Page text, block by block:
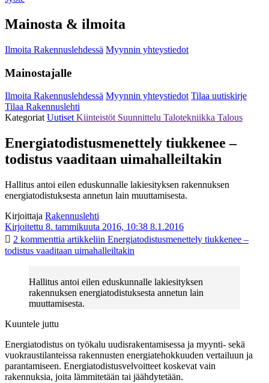
Mainosta & ilmoita
Ilmoita Rakennuslehdessä Myynnin yhteystiedot
Mainostajalle
Ilmoita Rakennuslehdessä Myynnin yhteystiedot Tilaa uutiskirje
Tilaa Rakennuslehti
KategoriatUutisetKiinteistöt Suunnittelu Talotekniikka Talous
Energiatodistusmenettely tiukkenee –
todistus vaaditaan uimahalleiltakin
Hallitus antoi eilen eduskunnalle lakiesityksen rakennuksen
energiatodistuksesta annetun lain muuttamisesta.
Kirjoittaja Rakennuslehti
Kirjoitettu 8. tammikuuta 2016, 10:38 8.1.2016
2 kommenttia artikkeliin Energiatodistusmenettely tiukkenee –
todistus vaaditaan uimahalleiltakin
Hallitus antoi eilen eduskunnalle lakiesityksen
rakennuksen energiatodistuksesta annetun lain
muuttamisesta.
Kuuntele juttu
Energiatodistus on työkalu uudisrakentamisessa ja myynti- sekä
vuokraustilanteissa rakennusten energiatehokkuuden vertailuun ja
parantamiseen. Energiatodistusvelvoitteet koskevat vain
rakennuksia, joita lämmitetään tai jäähdytetään.